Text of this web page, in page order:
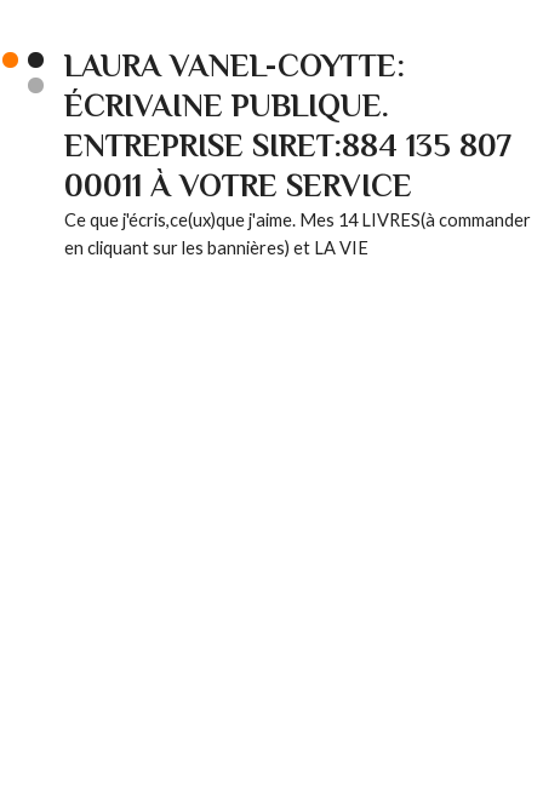
LAURA VANEL-COYTTE:
ÉCRIVAINE PUBLIQUE.
ENTREPRISE SIRET:884 135 807
00011 À VOTRE SERVICE
Ce que j'écris,ce(ux)que j'aime. Mes 14 LIVRES(à commander
en cliquant sur les bannières) et LA VIE